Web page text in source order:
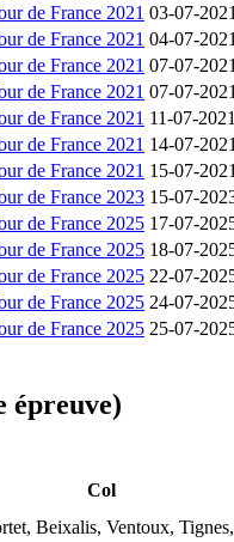
de France 2021 03-07-
de France 2021 04-07-
de France 2021 07-07-
de France 2021 07-07-
de France 2021 11-07-
de France 2021 14-07-
de France 2021 15-07-
de France 2023 15-07-
de France 2025 17-07-
de France 2025 18-07-
de France 2025 22-07-
de France 2025 24-07-
de France 2025 25-07-
épreuve)
Col
Beixalis, Ventoux,